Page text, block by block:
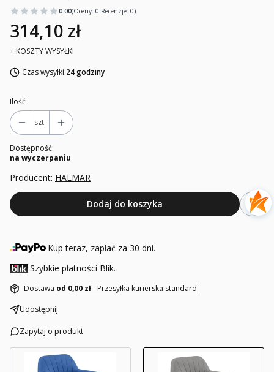
0.00(Oceny: 0 Recenzje: 0)
314,10 zł
+ KOSZTY WYSYŁKI
Czas wysyłki:24 godziny
Ilość
szt.
Dostępność:
na wyczerpaniu
Producent: HALMAR
Dodaj do koszyka
Kup teraz, zapłać za 30 dni.
Szybkie płatności Blik.
Dostawa od 0,00 zł- Przesyłka kurierska standard
Udostępnij
Zapytaj o produkt